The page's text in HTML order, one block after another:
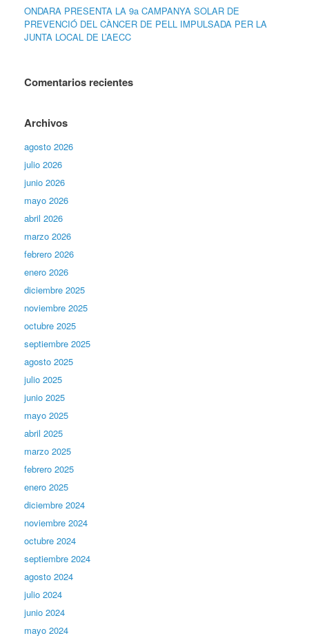
ONDARA PRESENTA LA 9a CAMPANYA SOLAR DE
PREVENCIÓ DEL CÀNCER DE PELL IMPULSADA PER LA
JUNTA LOCAL DE L’AECC
Comentarios recientes
Archivos
agosto 2026
julio 2026
junio 2026
mayo 2026
abril 2026
marzo 2026
febrero 2026
enero 2026
diciembre 2025
noviembre 2025
octubre 2025
septiembre 2025
agosto 2025
julio 2025
junio 2025
mayo 2025
abril 2025
marzo 2025
febrero 2025
enero 2025
diciembre 2024
noviembre 2024
octubre 2024
septiembre 2024
agosto 2024
julio 2024
junio 2024
mayo 2024